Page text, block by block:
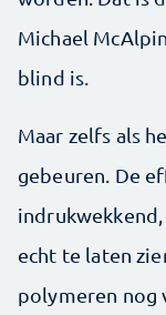
Michael
blind is.
Maar zelfs als
gebeuren. De
echt te laten
polymeren nog